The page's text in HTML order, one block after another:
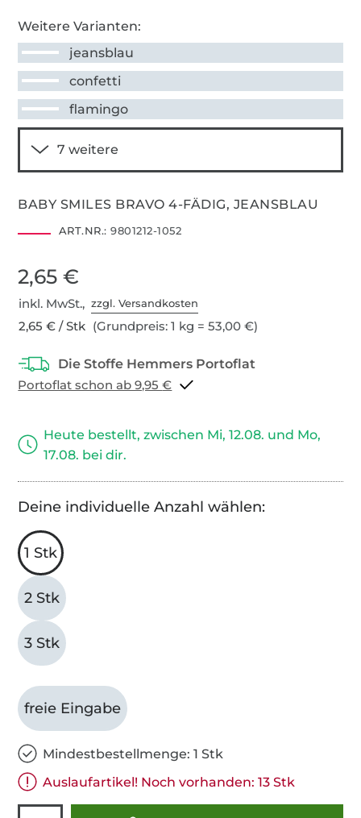
Weitere Varianten:
jeansblau
confetti
flamingo
BABY SMILES BRAVO 4-FÄDIG, JEANSBLAU
ART.NR.: 9801212-1052
2,65 €
inkl. MwSt.,zzgl. Versandkosten
2,65 € / Stk (Grundpreis: 1 kg = 53,00 €)
Portoflat schon ab 9,95 €
Heute bestellt, zwischen Mi, 12.08. und Mo,
17.08. bei dir.
Deine individuelle Anzahl wählen:
1 Stk
2 Stk
3 Stk
freie Eingabe
Mindestbestellmenge: 1 Stk
Auslaufartikel! Noch vorhanden: 13 Stk